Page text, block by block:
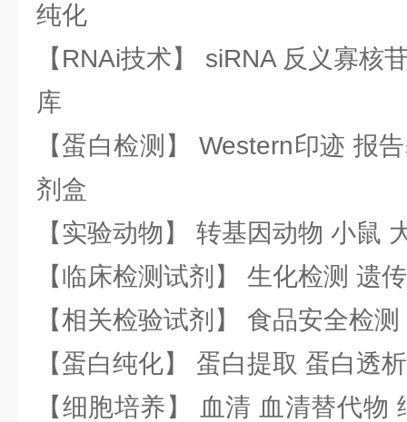
纯化
【RNAi技术】 siRNA 反义寡核
库
【蛋白检测】 Western印迹 报
剂盒
【实验动物】 转基因动物 小鼠
【临床检测试剂】 生化检测 遗
【相关检验试剂】 食品安全检
【蛋白纯化】 蛋白提取 蛋白透
【细胞培养】 血清 血清替代物